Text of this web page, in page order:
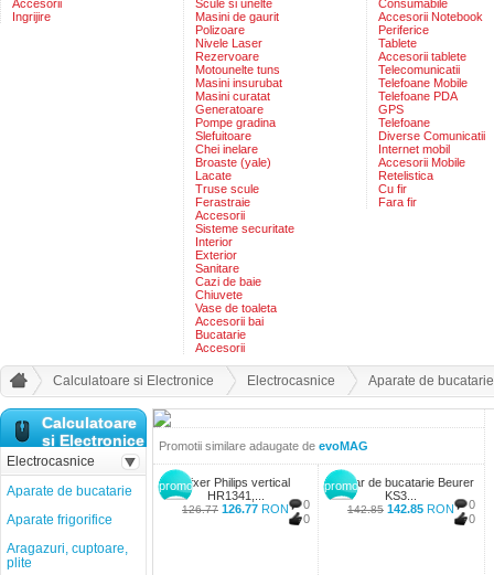
Accesorii
Ingrijire
Scule si unelte
Masini de gaurit
Polizoare
Nivele Laser
Rezervoare
Motounelte tuns
Masini insurubat
Masini curatat
Generatoare
Pompe gradina
Slefuitoare
Chei inelare
Broaste (yale)
Lacate
Truse scule
Ferastraie
Accesorii
Sisteme securitate
Interior
Exterior
Sanitare
Cazi de baie
Chiuvete
Vase de toaleta
Accesorii bai
Bucatarie
Accesorii
Consumabile
Accesorii Notebook
Periferice
Tablete
Accesorii tablete
Telecomunicatii
Telefoane Mobile
Telefoane PDA
GPS
Telefoane
Diverse Comunicatii
Internet mobil
Accesorii Mobile
Retelistica
Cu fir
Fara fir
Calculatoare si Electronice Electrocasnice Aparate de bucatarie
Promotii similare adaugate de evoMAG
promo
0
0
Mixer Philips vertical
HR1341,...
126.77 126.77 RON
promo
0
0
Cantar de bucatarie Beurer
KS3...
142.85 142.85 RON
Calculatoare
si Electronice
Electrocasnice
Aparate de bucatarie
Aparate frigorifice
Aragazuri, cuptoare,
plite